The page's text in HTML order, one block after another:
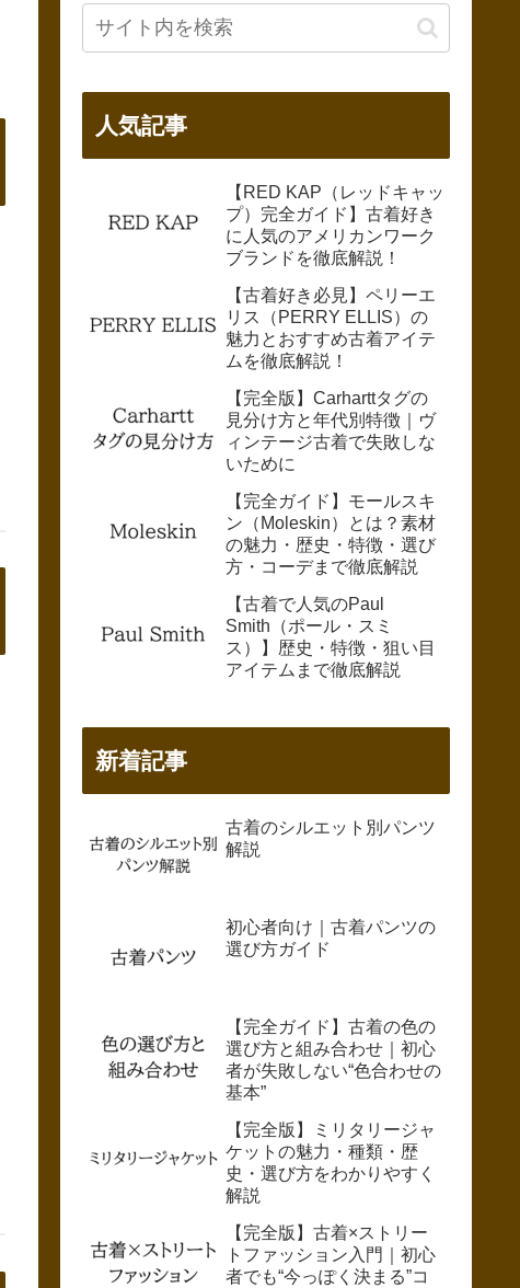
人気記事
【RED KAP（レッドキャッ
プ）完全ガイド】古着好き
に人気のアメリカンワーク
ブランドを徹底解説！
【古着好き必見】ペリーエ
リス（PERRY ELLIS）の
魅力とおすすめ古着アイテ
ムを徹底解説！
【完全版】Carharttタグの
見分け方と年代別特徴｜ヴ
ィンテージ古着で失敗しな
いために
【完全ガイド】モールスキ
ン（Moleskin）とは？素材
の魅力・歴史・特徴・選び
方・コーデまで徹底解説
【古着で人気のPaul
Smith（ポール・スミ
ス）】歴史・特徴・狙い目
アイテムまで徹底解説
新着記事
古着のシルエット別パンツ
解説
初心者向け｜古着パンツの
選び方ガイド
【完全ガイド】古着の色の
選び方と組み合わせ｜初心
者が失敗しない“色合わせの
基本”
【完全版】ミリタリージャ
ケットの魅力・種類・歴
史・選び方をわかりやすく
解説
【完全版】古着×ストリー
トファッション入門｜初心
者でも“今っぽく決まる”コ